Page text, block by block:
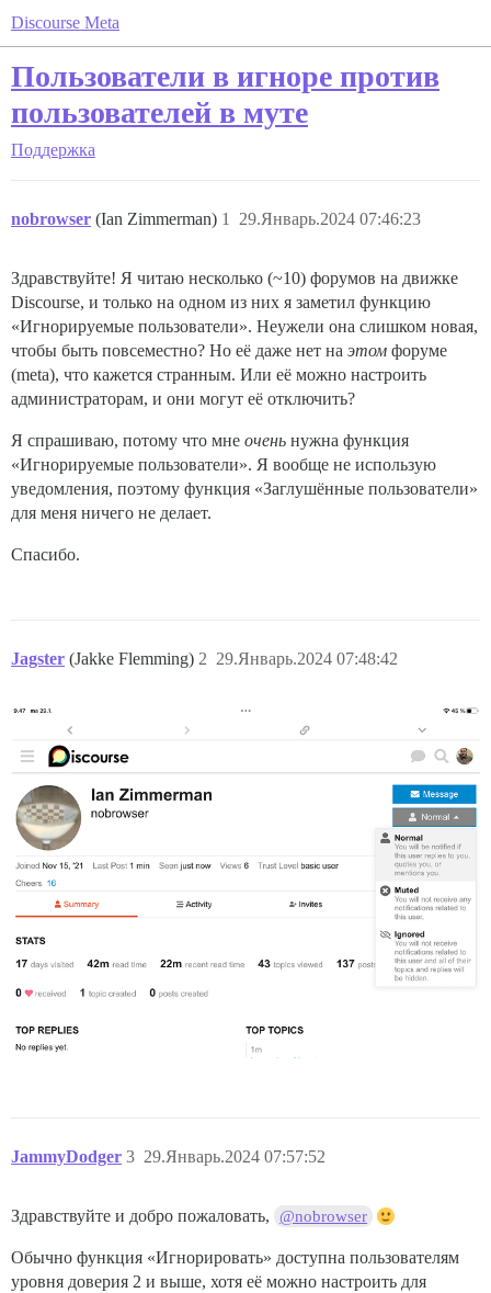
Discourse Meta
Пользователи в игноре против
пользователей в муте
Поддержка
nobrowser (Ian Zimmerman) 29.Январь.2024 07:46:23
1
Здравствуйте! Я читаю несколько (~10) форумов на движке
Discourse, и только на одном из них я заметил функцию
«Игнорируемые пользователи». Неужели она слишком новая,
чтобы быть повсеместно? Но её даже нет на этом форуме
(meta), что кажется странным. Или её можно настроить
администраторам, и они могут её отключить?
Я спрашиваю, потому что мне очень нужна функция
«Игнорируемые пользователи». Я вообще не использую
уведомления, поэтому функция «Заглушённые пользователи»
для меня ничего не делает.
Спасибо.
Jagster (Jakke Flemming) 29.Январь.2024 07:48:42
2
JammyDodger 29.Январь.2024 07:57:52
3
Здравствуйте и добро пожаловать, @nobrowser
Обычно функция «Игнорировать» доступна пользователям
уровня доверия 2 и выше, хотя её можно настроить для